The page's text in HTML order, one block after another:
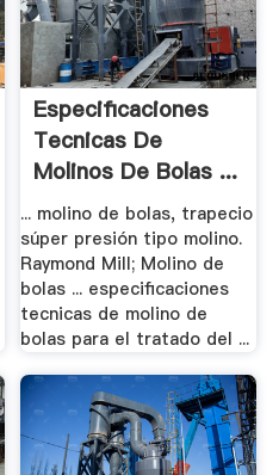
Especificaciones
Tecnicas De
Molinos De Bolas ...
... molino de bolas, trapecio
súper presión tipo molino.
Raymond Mill; Molino de
bolas ... especificaciones
tecnicas de molino de
bolas para el tratado del ...